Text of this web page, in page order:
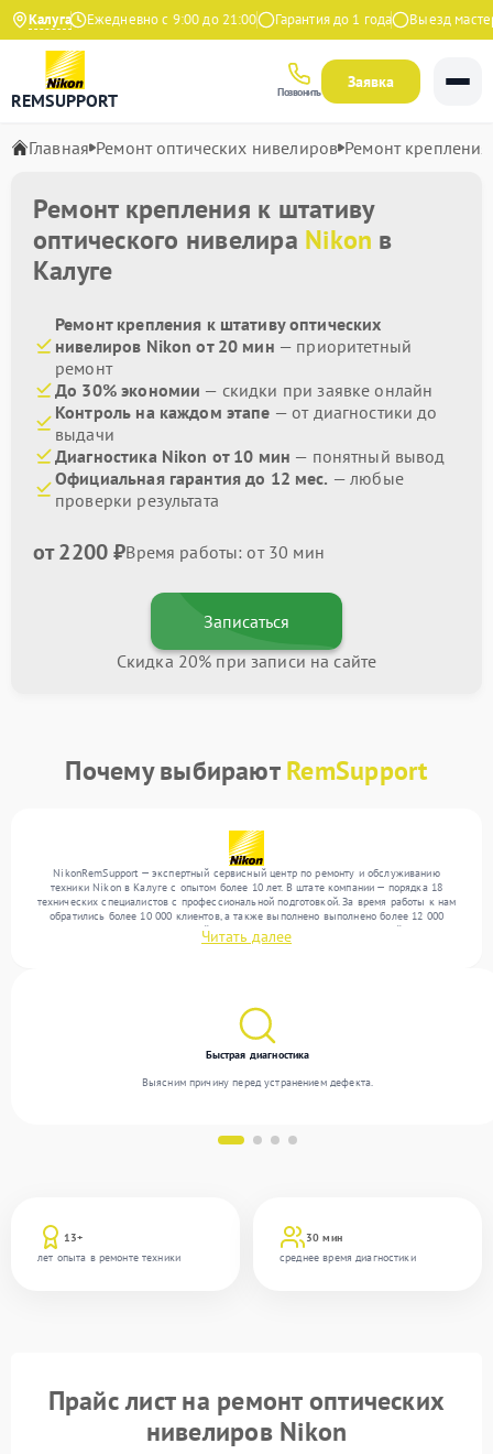
Калуга
Яндекс Ежедневно с 9:00 до 21:00 Гарантия до 1 года Выезд мастера
REMSUPPORT Позвонить
Заявка
Главная Ремонт оптических нивелиров Ремонт
Ремонт крепления к штативу
оптического нивелира Nikon в
Калуге
Ремонт крепления к штативу оптических
нивелиров Nikon от 20 мин — приоритетный
ремонт
До 30% экономии — скидки при заявке онлайн
Контроль на каждом этапе — от диагностики до
выдачи
Диагностика Nikon от 10 мин — понятный вывод
Официальная гарантия до 12 мес. — любые
проверки результата
от 2200 ₽Время работы: от 30 мин
Записаться
Скидка 20% при записи на сайте
Почему выбираютRemSupport
NikonRemSupport — экспертный сервисный центр по ремонту и обслуживанию
техники Nikon в Калуге с опытом более 10 лет. В штате компании — порядка 18
технических специалистов с профессиональной подготовкой. За время работы к нам
обратились более 10 000 клиентов, а также выполнено выполнено более 12 000
ремонтов. Ежемесячно в сервисный центр поступает более 300 обращений, включая , ,
. Мы устраняем поломки любой сложности и гарантируем высокое качество
Читать далее
13+
лет опыта в ремонте техники
30 мин
среднее время диагностики
Быстрая диагностика
Выясним причину перед устранением дефекта.
Прайс лист на ремонт оптических
нивелиров Nikon